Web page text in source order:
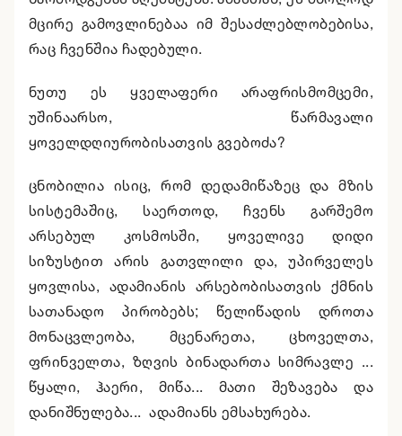
მცირე გამოვლინებაა იმ შესაძლებლობებისა,
რაც ჩვენშია ჩადებული.
ნუთუ ეს ყველაფერი არაფრისმომცემი,
უშინაარსო, წარმავალი
ყოველდღიურობისათვის გვებოძა?
ცნობილია ისიც, რომ დედამიწაზეც და მზის
სისტემაშიც, საერთოდ, ჩვენს გარშემო
არსებულ კოსმოსში, ყოველივე დიდი
სიზუსტით არის გათვლილი და, უპირველეს
ყოვლისა, ადამიანის არსებობისათვის ქმნის
სათანადო პირობებს; წელიწადის დროთა
მონაცვლეობა, მცენარეთა, ცხოველთა,
ფრინველთა, ზღვის ბინადართა სიმრავლე ...
წყალი, ჰაერი, მიწა... მათი შეზავება და
დანიშნულება... ადამიანს ემსახურება.